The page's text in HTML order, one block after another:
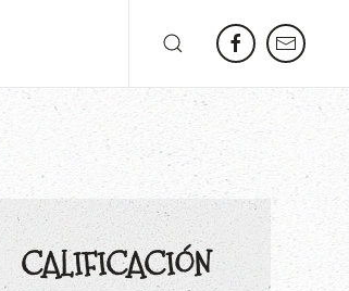
CALIFICACIÓN